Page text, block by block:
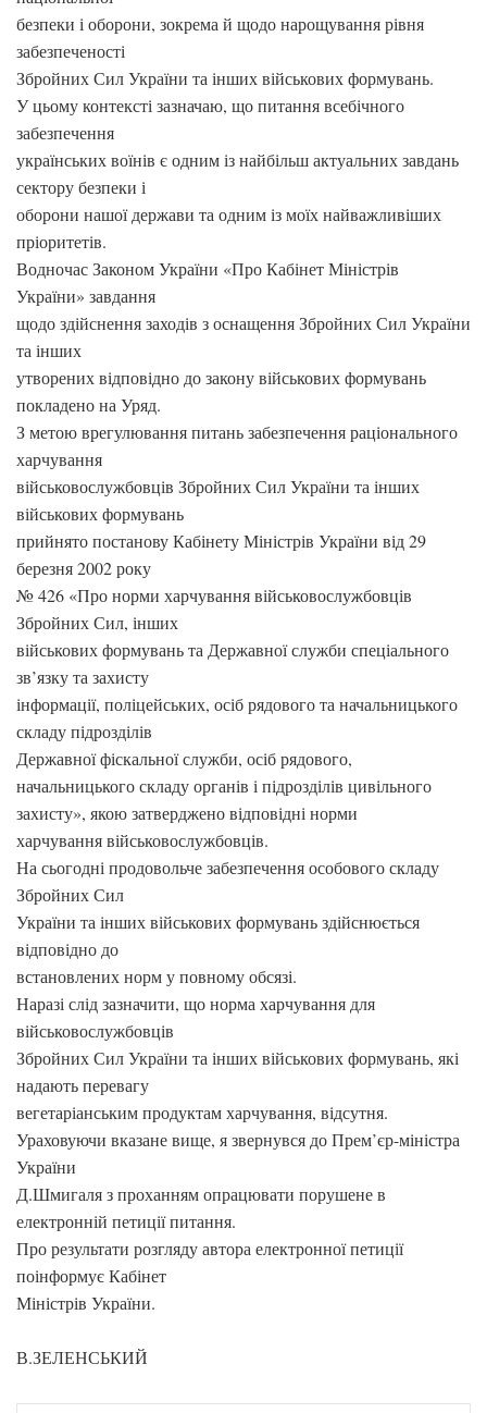
безпеки і оборони, зокрема й щодо нарощування рівня
забезпеченості
Збройних Сил України та інших військових формувань.
У цьому контексті зазначаю, що питання всебічного
забезпечення
українських воїнів є одним із найбільш актуальних завдань
сектору безпеки і
оборони нашої держави та одним із моїх найважливіших
пріоритетів.
Водночас Законом України «Про Кабінет Міністрів
України» завдання
щодо здійснення заходів з оснащення Збройних Сил України
та інших
утворених відповідно до закону військових формувань
покладено на Уряд.
З метою врегулювання питань забезпечення раціонального
харчування
військовослужбовців Збройних Сил України та інших
військових формувань
прийнято постанову Кабінету Міністрів України від 29
березня 2002 року
№ 426 «Про норми харчування військовослужбовців
Збройних Сил, інших
військових формувань та Державної служби спеціального
зв’язку та захисту
інформації, поліцейських, осіб рядового та начальницького
складу підрозділів
Державної фіскальної служби, осіб рядового,
начальницького складу органів і підрозділів цивільного
захисту», якою затверджено відповідні норми
харчування військовослужбовців.
На сьогодні продовольче забезпечення особового складу
Збройних Сил
України та інших військових формувань здійснюється
відповідно до
встановлених норм у повному обсязі.
Наразі слід зазначити, що норма харчування для
військовослужбовців
Збройних Сил України та інших військових формувань, які
надають перевагу
вегетаріанським продуктам харчування, відсутня.
Ураховуючи вказане вище, я звернувся до Прем’єр-міністра
України
Д.Шмигаля з проханням опрацювати порушене в
електронній петиції питання.
Про результати розгляду автора електронної петиції
поінформує Кабінет
Міністрів України.
В.ЗЕЛЕНСЬКИЙ